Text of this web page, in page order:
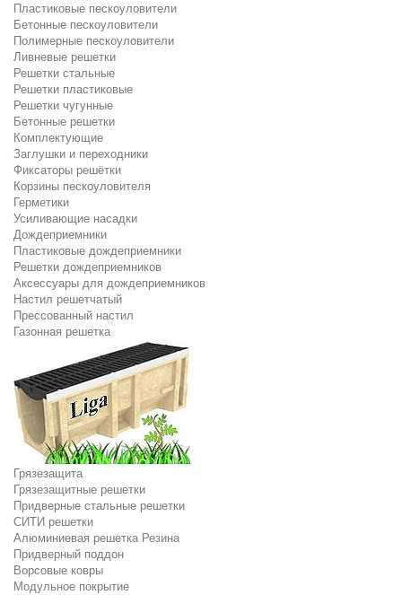
Пластиковые пескоуловители
Бетонные пескоуловители
Полимерные пескоуловители
Ливневые решетки
Решетки стальные
Решетки пластиковые
Решетки чугунные
Бетонные решетки
Комплектующие
Заглушки и переходники
Фиксаторы решётки
Корзины пескоуловителя
Герметики
Усиливающие насадки
Дождеприемники
Пластиковые дождеприемники
Решетки дождеприемников
Аксессуары для дождеприемников
Настил решетчатый
Прессованный настил
Газонная решетка
Грязезащита
Грязезащитные решетки
Придверные стальные решетки
СИТИ решетки
Алюминиевая решетка Резина
Придверный поддон
Ворсовые ковры
Модульное покрытие